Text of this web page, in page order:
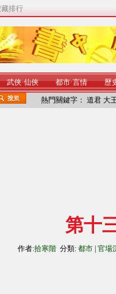
排行
武俠·仙俠 都市·言情 歷
熱門關鍵字： 道君 大
第十
作者:拾寒階 分類: 都市 官場